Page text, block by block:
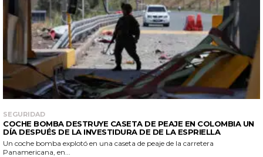
SEGURIDAD
COCHE BOMBA DESTRUYE CASETA DE PEAJE EN COLOMBIA UN
DÍA DESPUÉS DE LA INVESTIDURA DE DE LA ESPRIELLA
Un coche bomba explotó en una caseta de peaje de la carretera
Panamericana, en...